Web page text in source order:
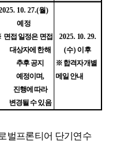
10. 27.(월)
예정
면접 일정은 면접
대상자에 한해
추후 공지
예정이며,
진행에 따라
변경될 수 있음
2025. 10. 29.
(수) 이후
※ 합격자 개별
메일 안내
벌프론티어 단기연수